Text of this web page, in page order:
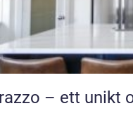
– ett unikt